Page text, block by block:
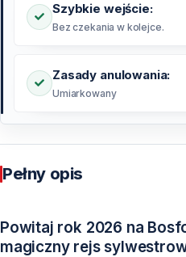
Szybkie wejście:
Bez czekania w kolejce.
Zasady anulowania:
Umiarkowany
Pełny opis
Powitaj rok 2026 na
magiczny rejs